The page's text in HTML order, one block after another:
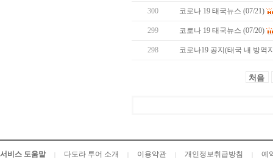
300 코로나 19 태국뉴스 (07/21)
299 코로나 19 태국뉴스 (07/20)
298 코로나19 공지(태국 내 방역
처음
서비스 도움말 다도라 투어 소개 이용약관 개인정보취급방침 예